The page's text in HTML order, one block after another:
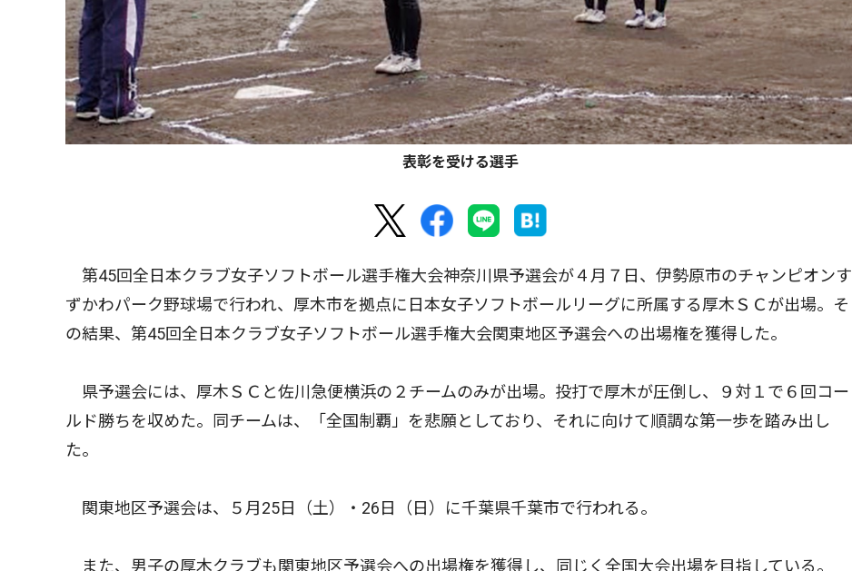
表彰を受ける選手
第45回全日本クラブ女子ソフトボール選手権大会神奈川県予選会が４月７日、伊勢原市のチャンピオンす
ずかわパーク野球場で行われ、厚木市を拠点に日本女子ソフトボールリーグに所属する厚木ＳＣが出場。そ
の結果、第45回全日本クラブ女子ソフトボール選手権大会関東地区予選会への出場権を獲得した。
県予選会には、厚木ＳＣと佐川急便横浜の２チームのみが出場。投打で厚木が圧倒し、９対１で６回コー
ルド勝ちを収めた。同チームは、「全国制覇」を悲願としており、それに向けて順調な第一歩を踏み出し
た。
関東地区予選会は、５月25日（土）・26日（日）に千葉県千葉市で行われる。
また、男子の厚木クラブも関東地区予選会への出場権を獲得し、同じく全国大会出場を目指している。